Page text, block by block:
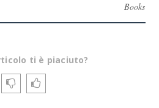
Books
ti è piaciuto?